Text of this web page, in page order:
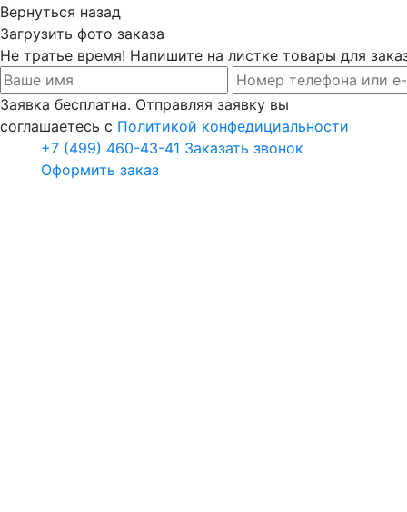
Вернуться назад
Загрузить фото заказа
Не тратье время! Напишите на листке товары для
Заявка бесплатна. Отправляя заявку вы
соглашаетесь с Политикой конфедициальности
+7 (499) 460-43-41 Заказать звонок
Оформить заказ